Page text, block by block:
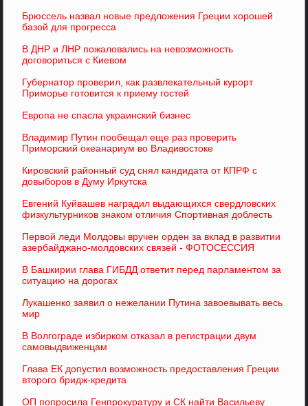
Брюссель назвал новые предложения Греции хорошей
базой для прогресса
В ДНР и ЛНР пожаловались на невозможность
договориться с Киевом
Губернатор проверил, как развлекательный курорт
Приморье готовится к приему гостей
Европа не спасла украинский бизнес
Владимир Путин пообещал еще раз проверить
Приморский океанариум во Владивостоке
Кировский районный суд снял кандидата от КПРФ с
довыборов в Думу Иркутска
Евгений Куйвашев наградил выдающихся свердловских
физкультурников знаком отличия Спортивная доблесть
Первой леди Молдовы вручен орден за вклад в развитии
азербайджано-молдовских связей - ФОТОСЕССИЯ
В Башкирии глава ГИБДД ответит перед парламентом за
ситуацию на дорогах
Лукашенко заявил о нежелании Путина завоевывать весь
мир
В Волгограде избирком отказал в регистрации двум
самовыдвиженцам
Глава ЕК допустил возможность предоставления Греции
второго бридж-кредита
ОП попросила Генпрокуратуру и СК найти Васильеву